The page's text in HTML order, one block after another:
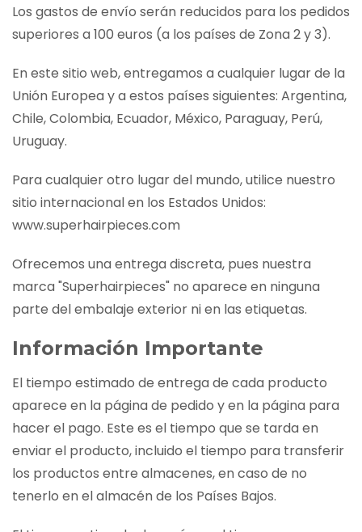
Los gastos de envío serán reducidos para los pedidos
superiores a 100 euros (a los países de Zona 2 y 3).
En este sitio web, entregamos a cualquier lugar de la
Unión Europea y a estos países siguientes: Argentina,
Chile, Colombia, Ecuador, México, Paraguay, Perú,
Uruguay.
Para cualquier otro lugar del mundo, utilice nuestro
sitio internacional en los Estados Unidos:
www.superhairpieces.com
Ofrecemos una entrega discreta, pues nuestra
marca "Superhairpieces" no aparece en ninguna
parte del embalaje exterior ni en las etiquetas.
Información Importante
El tiempo estimado de entrega de cada producto
aparece en la página de pedido y en la página para
hacer el pago. Este es el tiempo que se tarda en
enviar el producto, incluido el tiempo para transferir
los productos entre almacenes, en caso de no
tenerlo en el almacén de los Países Bajos.